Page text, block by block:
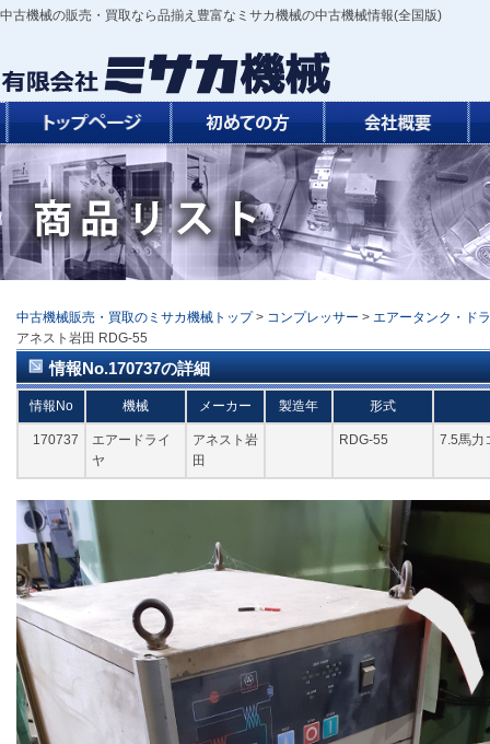
中古機械の販売・買取なら品揃え豊富なミサカ機械の中古機械情報(全国版)
中古機械販売・買取のミサカ機械トップ > コンプレッサー > エアータンク・ド
アネスト岩田 RDG-55
情報No.170737の詳細
情報No 機械 メーカー 製造年 形式
170737
エアードライ
ヤ
アネスト岩
田
RDG-55 7.5馬力